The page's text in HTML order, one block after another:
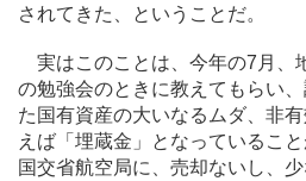
されてきた、ということだ。
実はこのことは、今年の7月、
の勉強会のときに教えてもらい
た国有資産の大いなるムダ、非
えば「埋蔵金」となっているこ
国交省航空局に、売却ないし、